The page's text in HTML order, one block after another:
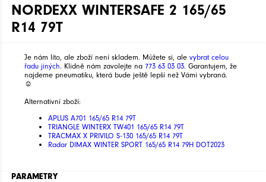
NORDEXX WINTERSAFE 2 165/65
R14 79T
Je nám líto, ale zboží není skladem. Můžete si, ale vybrat celou
řadu jiných. Klidně nám zavolejte na 773 63 03 03. Garantujem, že
najdeme pneumatiku, která bude ještě lepší než Vámi vybraná.
☺
Alternativní zboží:
APLUS A701 165/65 R14 79T
TRIANGLE WINTERX TW401 165/65 R14 79T
TRACMAX X PRIVILO S-130 165/65 R14 79T
Radar DIMAX WINTER SPORT 165/65 R14 79H DOT2023
PARAMETRY